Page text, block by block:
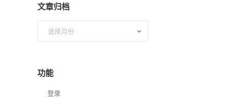
文章归档
功能
登录